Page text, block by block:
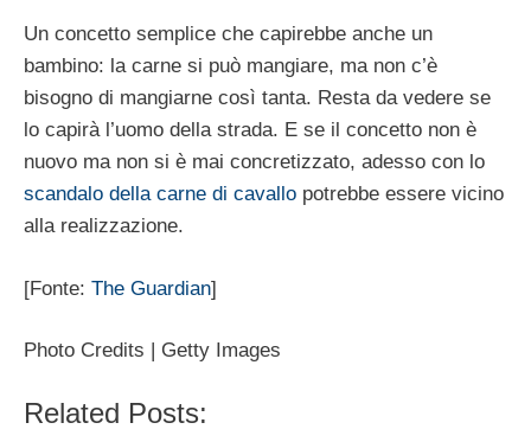
Un concetto semplice che capirebbe anche un
bambino: la carne si può mangiare, ma non c’è
bisogno di mangiarne così tanta. Resta da vedere se
lo capirà l’uomo della strada. E se il concetto non è
nuovo ma non si è mai concretizzato, adesso con lo
scandalo della carne di cavallo potrebbe essere vicino
alla realizzazione.
[Fonte: The Guardian]
Photo Credits | Getty Images
Related Posts: